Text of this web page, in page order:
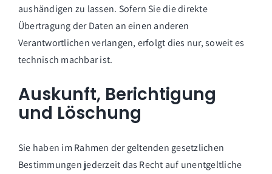
aushändigen zu lassen. Sofern Sie die direkte
Übertragung der Daten an einen anderen
Verantwortlichen verlangen, erfolgt dies nur, soweit es
technisch machbar ist.
Auskunft, Berichtigung
und Löschung
Sie haben im Rahmen der geltenden gesetzlichen
Bestimmungen jederzeit das Recht auf unentgeltliche